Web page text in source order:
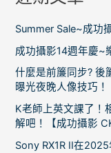
字
:
Summer Sale~成功
成功攝影14週年慶~
什麼是前簾同步? 後
曝光夜晚人像技巧！
K老師上英文課了！
解吧！【成功攝影
Sony RX1R II在